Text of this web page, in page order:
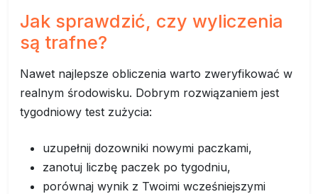
Jak sprawdzić, czy wyliczenia
są trafne?
Nawet najlepsze obliczenia warto zweryfikować w
realnym środowisku. Dobrym rozwiązaniem jest
tygodniowy test zużycia:
uzupełnij dozowniki nowymi paczkami,
zanotuj liczbę paczek po tygodniu,
porównaj wynik z Twoimi wcześniejszymi